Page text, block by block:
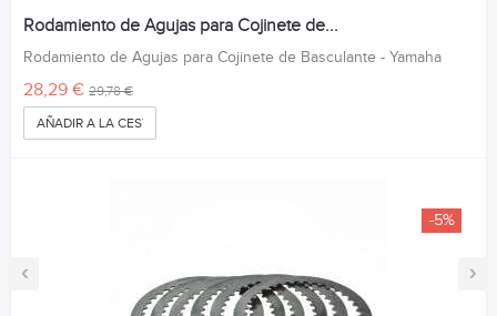
‹ ›
Rodamiento de Agujas para Cojinete de...
Rodamiento de Agujas para Cojinete de Basculante - Yamaha
28,29 € 29,78 €
AÑADIR A LA CESTA
-5%